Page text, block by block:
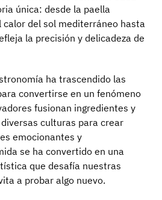
única: desde la paella
calor del sol mediterráneo hasta
la precisión y delicadeza de
ha trascendido las
convertirse en un fenómeno
fusionan ingredientes y
culturas para crear
emocionantes y
se ha convertido en una
que desafía nuestras
a probar algo nuevo.